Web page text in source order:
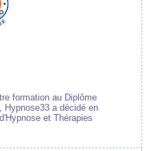
formation au Diplôme
Hypnose33 a décidé en
et Thérapies